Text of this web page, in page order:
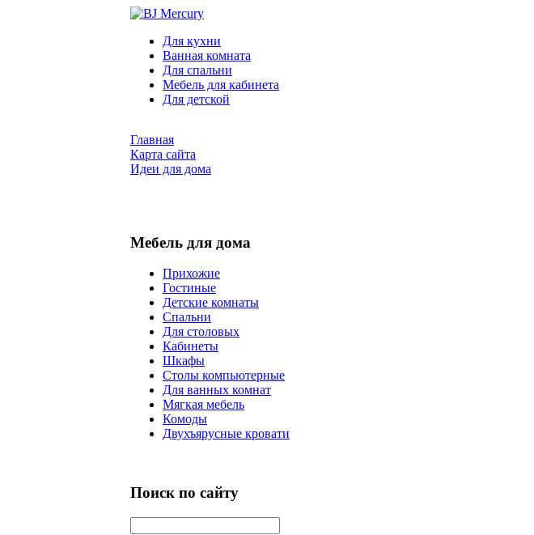
Для кухни
Ванная комната
Для спальни
Мебель для кабинета
Для детской
Главная
Карта сайта
Идеи для дома
Мебель для дома
Прихожие
Гостиные
Детские комнаты
Спальни
Для столовых
Кабинеты
Шкафы
Столы компьютерные
Для ванных комнат
Мягкая мебель
Комоды
Двухъярусные кровати
Поиск по сайту